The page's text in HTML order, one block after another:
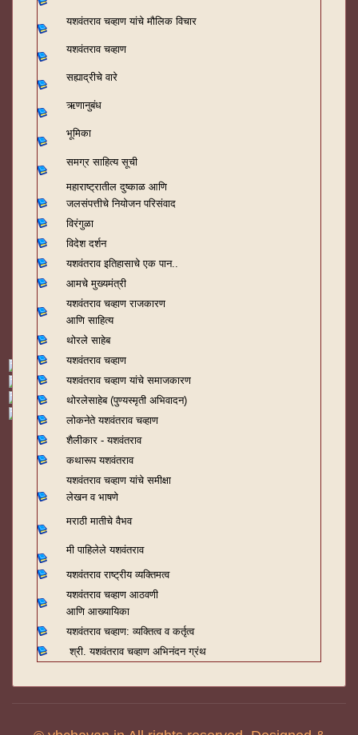
यशवंतराव चव्हाण यांचे मौलिक विचार
यशवंतराव चव्हाण
सह्याद्रीचे वारे
ऋणानुबंध
भूमिका
समग्र साहित्य सूची
महाराष्ट्रातील दुष्काळ आणि
जलसंपत्तीचे नियोजन परिसंवाद
विरंगुळा
विदेश दर्शन
यशवंतराव इतिहासाचे एक पान..
आमचे मुख्यमंत्री
यशवंतराव चव्हाण राजकारण
आणि साहित्य
थोरले साहेब
यशवंतराव चव्हाण
यशवंतराव चव्हाण यांचे समाजकारण
थोरलेसाहेब (पुण्यस्मृती अभिवादन)
लोकनेते यशवंतराव चव्हाण
शैलीकार - यशवंतराव
कथारूप यशवंतराव
यशवंतराव चव्हाण यांचे समीक्षा
लेखन व भाषणे
मराठी मातीचे वैभव
मी पाहिलेले यशवंतराव
यशवंतराव राष्ट्रीय व्यक्तिमत्व
यशवंतराव चव्हाण आठवणी
आणि आख्यायिका
यशवंतराव चव्हाण: व्यक्तित्व व कर्तृत्व
श्री. यशवंतराव चव्हाण अभिनंदन ग्रंथ